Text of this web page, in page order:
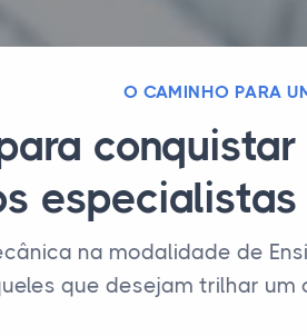
O CAMINHO PARA
na modalidade de
que desejam trilhar